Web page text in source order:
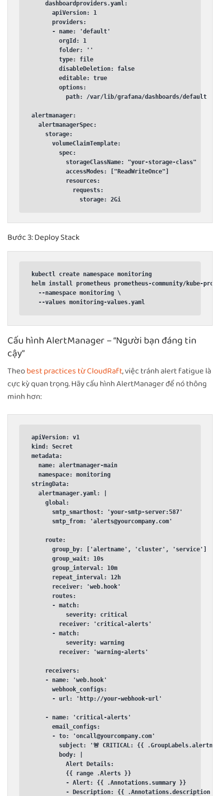
    dashboardproviders.yaml:
      apiVersion: 1
      providers:
      - name: 'default'
        orgId: 1
        folder: ''
        type: file
        disableDeletion: false
        editable: true
        options:
          path: /var/lib/grafana/dashboards/default
alertmanager:
  alertmanagerSpec:
    storage:
      volumeClaimTemplate:
        spec:
          storageClassName: "your-storage-class"
          accessModes: ["ReadWriteOnce"]
          resources:
            requests:
              storage: 2Gi
Bước 3: Deploy Stack
kubectl create namespace monitoring
helm install prometheus prometheus-community/kube-
  --namespace monitoring \
  --values monitoring-values.yaml
Cấu hình AlertManager – “Người bạn đáng tin
cậy”
Theobest practices từ CloudRaft, việc tránh alert fatigue là
cực kỳ quan trọng. Hãy cấu hình AlertManager để nó thông
minh hơn:
apiVersion: v1
kind: Secret
metadata:
  name: alertmanager-main
  namespace: monitoring
stringData:
  alertmanager.yaml: |
    global:
      smtp_smarthost: 'your-smtp-server:587'
      smtp_from: 'alerts@yourcompany.com'
    route:
      group_by: ['alertname', 'cluster', 'service']
      group_wait: 10s
      group_interval: 10m
      repeat_interval: 12h
      receiver: 'web.hook'
      routes:
      - match:
          severity: critical
        receiver: 'critical-alerts'
      - match:
          severity: warning
        receiver: 'warning-alerts'
    receivers:
    - name: 'web.hook'
      webhook_configs:
      - url: 'http://your-webhook-url'
    - name: 'critical-alerts'
      email_configs:
      - to: 'oncall@yourcompany.com'
subject: '🚨 CRITICAL: {{
        body: |
          Alert Details:
          {{ range .Alerts }}
          - Alert: {{ .Annotations.summary }}
- Description: {{ .Annotations.description